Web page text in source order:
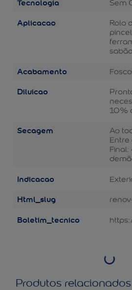
Sem
Aplicacao
Rolo
Acabamento Fosco
Diluicao
10%
Secagem
Ao
Entre
Final:
Indicacao
Html_slug
Boletim_tecnico
Produtos relacionados